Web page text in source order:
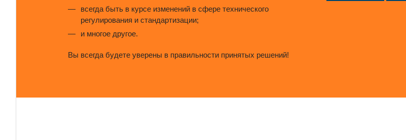
всегда быть в курсе изменений в сфере технического
регулирования и стандартизации;
и многое другое.
Вы всегда будете уверены в правильности принятых решений!